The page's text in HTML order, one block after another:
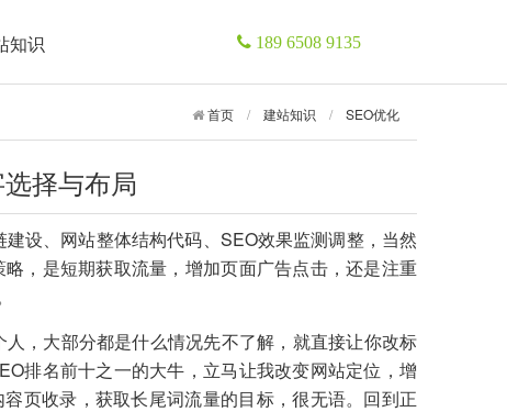
知识 189 6508 9135
首页 / 建站知识 / SEO优化
择与布局
建设、 网站整体结构代码、SEO效果监测调整，当然
，是短期获取流量，增加页面广告点击，还是注重
，大部分都是什么情况先不了解，就直接让你改标
排名前十之一的大牛，立马让我改变网站定位，增
容页收录，获取长尾词流量的目标，很无语。回到正